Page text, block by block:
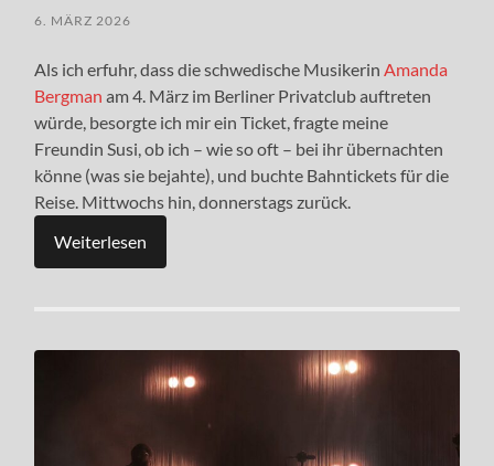
6. MÄRZ 2026
Als ich erfuhr, dass die schwedische Musikerin Amanda
Bergman am 4. März im Berliner Privatclub auftreten
würde, besorgte ich mir ein Ticket, fragte meine
Freundin Susi, ob ich – wie so oft – bei ihr übernachten
könne (was sie bejahte), und buchte Bahntickets für die
Reise. Mittwochs hin, donnerstags zurück.
Weiterlesen